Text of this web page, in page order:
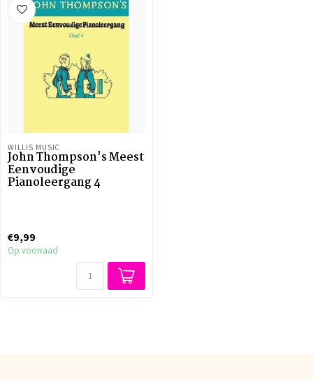
WILLIS MUSIC
John Thompson's Meest
Eenvoudige
Pianoleergang 4
€9,99
Op voorraad